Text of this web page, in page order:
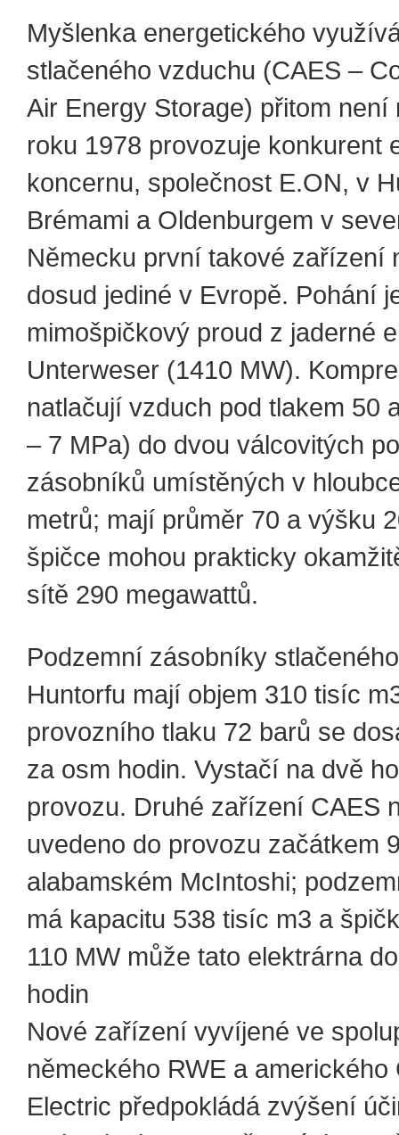
Myšlenka energetického
stlačeného vzduchu (CAES –
Air Energy Storage) přitom není
roku 1978 provozuje konkurent
koncernu, společnost E.ON, v
Brémami a Oldenburgem v
Německu první takové zařízení
dosud jediné v Evropě. Pohání
mimošpičkový proud z jaderné
Unterweser (1410 MW).
natlačují vzduch pod tlakem 50
– 7 MPa) do dvou válcovitých
zásobníků umístěných v
metrů; mají průměr 70 a výšku
špičce mohou prakticky
sítě 290 megawattů.
Podzemní zásobníky
Huntorfu mají objem 310 tisíc
provozního tlaku 72 barů se
za osm hodin. Vystačí na dvě
provozu. Druhé zařízení CAES
uvedeno do provozu začátkem
alabamském McIntoshi;
má kapacitu 538 tisíc m3 a
110 MW může tato elektrárna
hodin
Nové zařízení vyvíjené ve
německého RWE a amerického
Electric předpokládá zvýšení